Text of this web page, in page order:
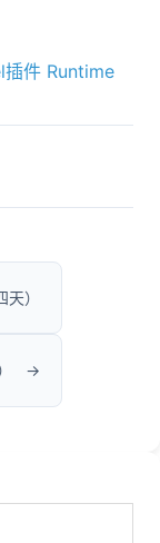
插件 Runtime
）